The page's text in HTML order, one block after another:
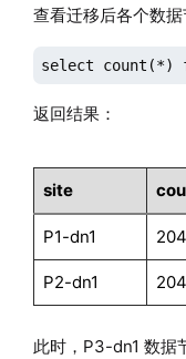
查看迁移后各个数据
select count(*)
返回结果：
site
P1-dn1 204
P2-dn1 204
此时，P3-dn1 数据